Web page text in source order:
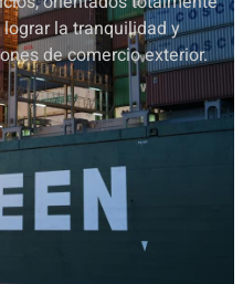
la tranquilidad y
de comercio exterior.